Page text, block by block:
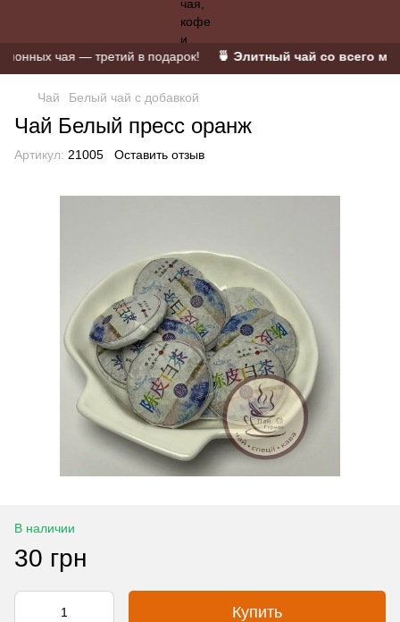
чая — третий в подарок! 🍵 Элитный чай со всего
Чай Белый чай с добавкой
Чай Белый пресс оранж
Артикул: 21005 Оставить отзыв
В наличии
30 грн
Купить